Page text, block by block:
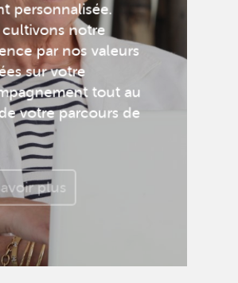
personnalisée.
cultivons notre
par nos valeurs
sur votre
tout au
votre parcours de
plus